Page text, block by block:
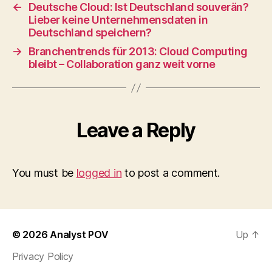
←
Deutsche Cloud: Ist Deutschland souverän?
Lieber keine Unternehmensdaten in
Deutschland speichern?
→
Branchentrends für 2013: Cloud Computing
bleibt – Collaboration ganz weit vorne
Leave a Reply
You must be logged in to post a comment.
© 2026Analyst POV
Privacy Policy
Up ↑